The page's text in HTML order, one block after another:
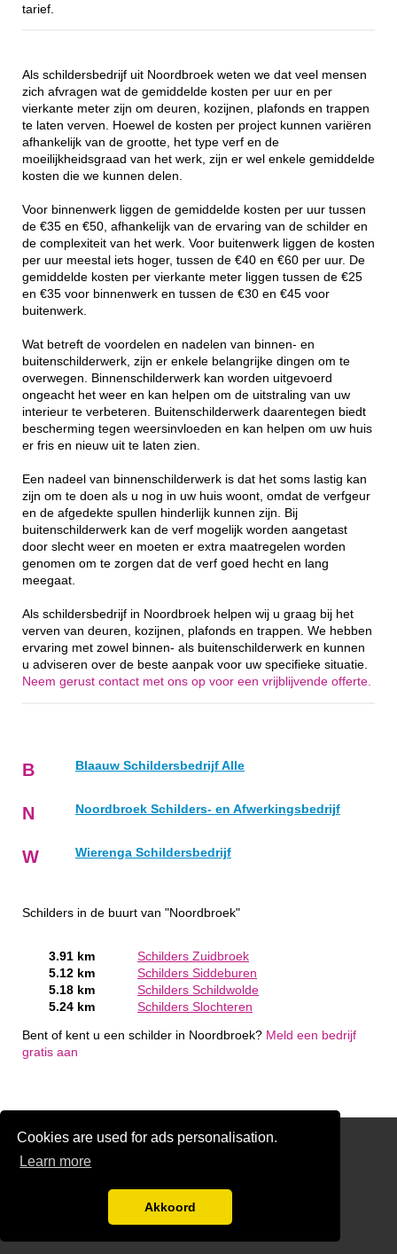
Cookies are used for ads personalisation.
Learn more
Akkoord
tarief.
Als schildersbedrijf uit Noordbroek weten we dat veel mensen
zich afvragen wat de gemiddelde kosten per uur en per
vierkante meter zijn om deuren, kozijnen, plafonds en trappen
te laten verven. Hoewel de kosten per project kunnen variëren
afhankelijk van de grootte, het type verf en de
moeilijkheidsgraad van het werk, zijn er wel enkele gemiddelde
kosten die we kunnen delen.
Voor binnenwerk liggen de gemiddelde kosten per uur tussen
de €35 en €50, afhankelijk van de ervaring van de schilder en
de complexiteit van het werk. Voor buitenwerk liggen de kosten
per uur meestal iets hoger, tussen de €40 en €60 per uur. De
gemiddelde kosten per vierkante meter liggen tussen de €25
en €35 voor binnenwerk en tussen de €30 en €45 voor
buitenwerk.
Wat betreft de voordelen en nadelen van binnen- en
buitenschilderwerk, zijn er enkele belangrijke dingen om te
overwegen. Binnenschilderwerk kan worden uitgevoerd
ongeacht het weer en kan helpen om de uitstraling van uw
interieur te verbeteren. Buitenschilderwerk daarentegen biedt
bescherming tegen weersinvloeden en kan helpen om uw huis
er fris en nieuw uit te laten zien.
Een nadeel van binnenschilderwerk is dat het soms lastig kan
zijn om te doen als u nog in uw huis woont, omdat de verfgeur
en de afgedekte spullen hinderlijk kunnen zijn. Bij
buitenschilderwerk kan de verf mogelijk worden aangetast
door slecht weer en moeten er extra maatregelen worden
genomen om te zorgen dat de verf goed hecht en lang
meegaat.
Als schildersbedrijf in Noordbroek helpen wij u graag bij het
verven van deuren, kozijnen, plafonds en trappen. We hebben
ervaring met zowel binnen- als buitenschilderwerk en kunnen
u adviseren over de beste aanpak voor uw specifieke situatie.
Neem gerust contact met ons op voor een vrijblijvende offerte.
B Blaauw Schildersbedrijf Alle
N Noordbroek Schilders- en Afwerkingsbedrijf
W Wierenga Schildersbedrijf
Schilders in de buurt van "Noordbroek"
3.91 km
Schilders Zuidbroek
5.12 km
Schilders Siddeburen
5.18 km
Schilders Schildwolde
5.24 km
Schilders Slochteren
Bent of kent u een schilder in Noordbroek? Meld een bedrijf
gratis aan
Schilder Offerte Aanvragen
links